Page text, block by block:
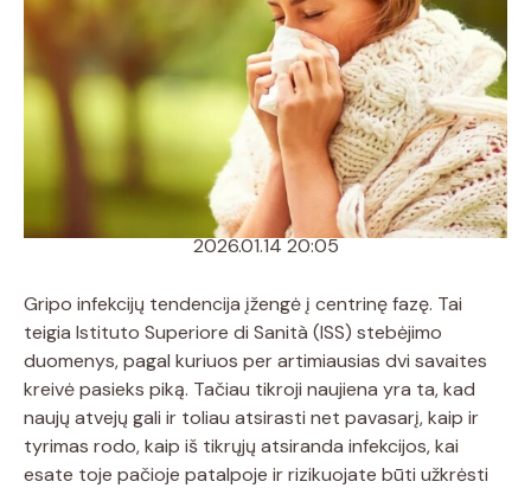
2026.01.14 20:05
Gripo infekcijų tendencija įžengė į centrinę fazę. Tai
teigia Istituto Superiore di Sanità (ISS) stebėjimo
duomenys, pagal kuriuos per artimiausias dvi savaites
kreivė pasieks piką. Tačiau tikroji naujiena yra ta, kad
naujų atvejų gali ir toliau atsirasti net pavasarį, kaip ir
tyrimas rodo, kaip iš tikrųjų atsiranda infekcijos, kai
esate toje pačioje patalpoje ir rizikuojate būti užkrėsti